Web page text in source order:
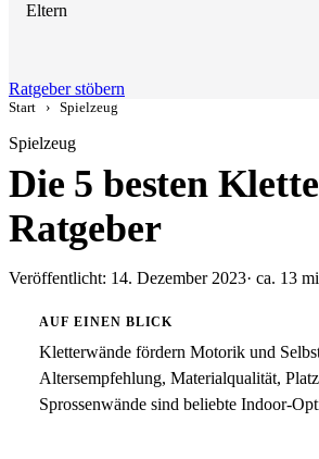
Eltern
Ratgeber stöbern
Start › Spielzeug
Spielzeug
Die 5 besten
Ratgeber
Veröffentlicht: 14. Dezember 2023· ca. 13
AUF EINEN BLICK
Kletterwände fördern Motorik und
Altersempfehlung, Materialqualität,
Sprossenwände sind beliebte Indoor-